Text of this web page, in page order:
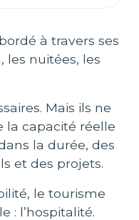
à travers ses
les nuitées, les
Mais ils ne
la capacité réelle
la durée, des
et des projets.
le tourisme
: l’hospitalité.